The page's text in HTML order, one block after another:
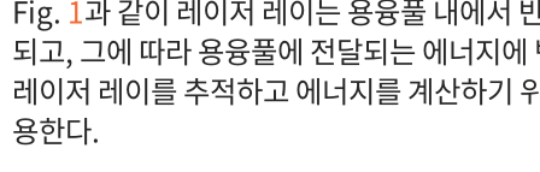
Fig. 1과 같이 레이저 레이는 용융풀 내에서
되고, 그에 따라 용융풀에 전달되는 에너지
레이저 레이를 추적하고 에너지를 계산하기
용한다.